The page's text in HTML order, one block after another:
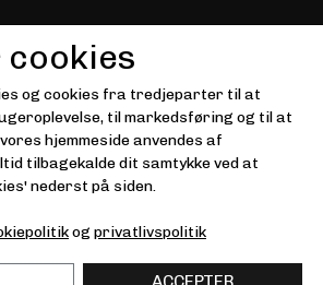
via e-mail
Tilmeld
og cookies fra tredjeparter til at
til markedsføring og til at
hjemmeside anvendes af
tilbagekalde dit samtykke ved at
nederst på siden.
og privatlivspolitik